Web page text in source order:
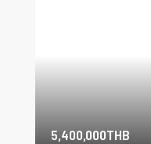
5,400,000THB